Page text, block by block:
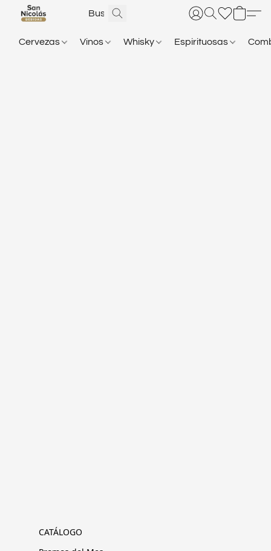
Cervezas Vinos Whisky Espirituosas
CATÁLOGO